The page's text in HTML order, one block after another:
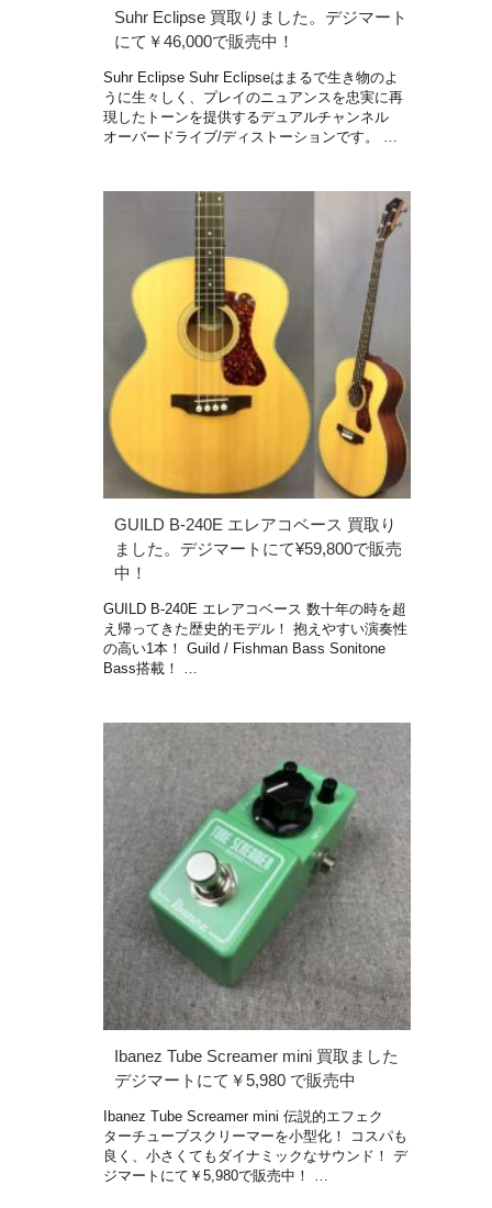
Suhr Eclipse 買取りました。デジマート
にて￥46,000で販売中！
Suhr Eclipse Suhr Eclipseはまるで生き物のよ
うに生々しく、プレイのニュアンスを忠実に再
現したトーンを提供するデュアルチャンネル
オーバードライブ/ディストーションです。 …
GUILD B-240E エレアコベース 買取り
ました。デジマートにて¥59,800で販売
中！
GUILD B-240E エレアコベース 数十年の時を超
え帰ってきた歴史的モデル！ 抱えやすい演奏性
の高い1本！ Guild / Fishman Bass Sonitone
Bass搭載！ …
Ibanez Tube Screamer mini 買取ました
デジマートにて￥5,980 で販売中
Ibanez Tube Screamer mini 伝説的エフェク
ターチューブスクリーマーを小型化！ コスパも
良く、小さくてもダイナミックなサウンド！ デ
ジマートにて￥5,980で販売中！ …